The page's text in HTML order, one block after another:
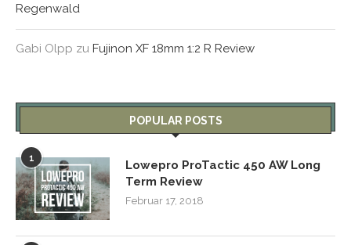
Regenwald
Gabi Olpp zu Fujinon XF 18mm 1:2 R Review
POPULAR POSTS
1
Lowepro ProTactic 450 AW Long
Term Review
Februar 17, 2018